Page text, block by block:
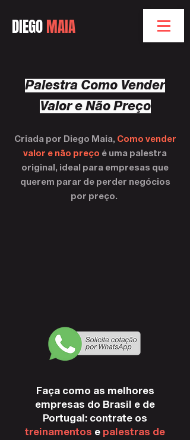
DIEGOMAIA
Palestra Como Vender
Valor e Não Preço
Criada por Diego Maia, Como vender
valor e não preço é uma palestra
original, ideal para empresas que
querem parar de perder negócios
por preço.
Faça como as melhores
empresas do Brasil e de
Portugal: contrate os
treinamentos e palestras de